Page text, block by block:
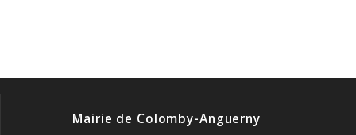
Mairie de Colomby-Anguerny